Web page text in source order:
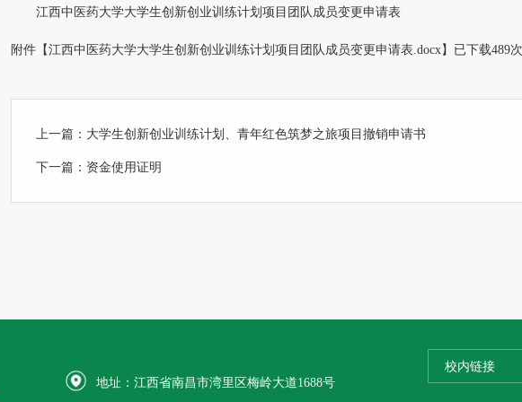
江西中医药大学大学生创新创业训练计划项目团队成员变更申请表
附件【江西中医药大学大学生创新创业训练计划项目团队成员变更申请表.docx】已下载489次
上一篇： 大学生创新创业训练计划、青年红色筑梦之旅项目撤销申请书
下一篇： 资金使用证明
地址：江西省南昌市湾里区梅岭大道1688号
校内链接